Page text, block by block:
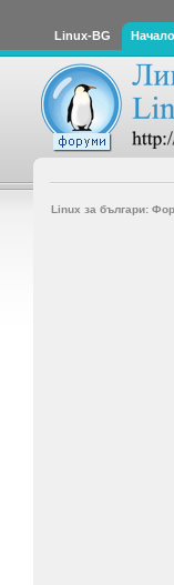
Linux-BG Начало
Linux за българи: